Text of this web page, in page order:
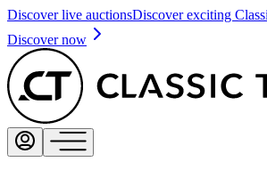
Discover live auctionsDiscover exciting
Discover now